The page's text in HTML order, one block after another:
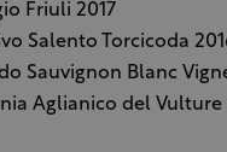
Friuli 2017
Salento Torcicoda
Sauvignon Blanc
Aglianico del Vulture